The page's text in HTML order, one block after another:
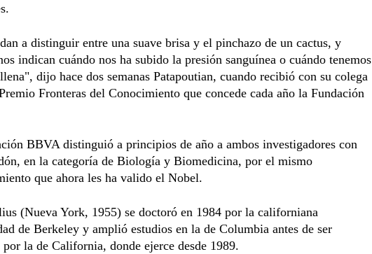
a distinguir entre una suave brisa y el pinchazo de un cactus, y
indican cuándo nos ha subido la presión sanguínea o cuándo tenemos
dijo hace dos semanas Patapoutian, cuando recibió con su colega
Fronteras del Conocimiento que concede cada año la Fundación
BBVA distinguió a principios de año a ambos investigadores con
en la categoría de Biología y Biomedicina, por el mismo
que ahora les ha valido el Nobel.
(Nueva York, 1955) se doctoró en 1984 por la californiana
de Berkeley y amplió estudios en la de Columbia antes de ser
la de California, donde ejerce desde 1989.